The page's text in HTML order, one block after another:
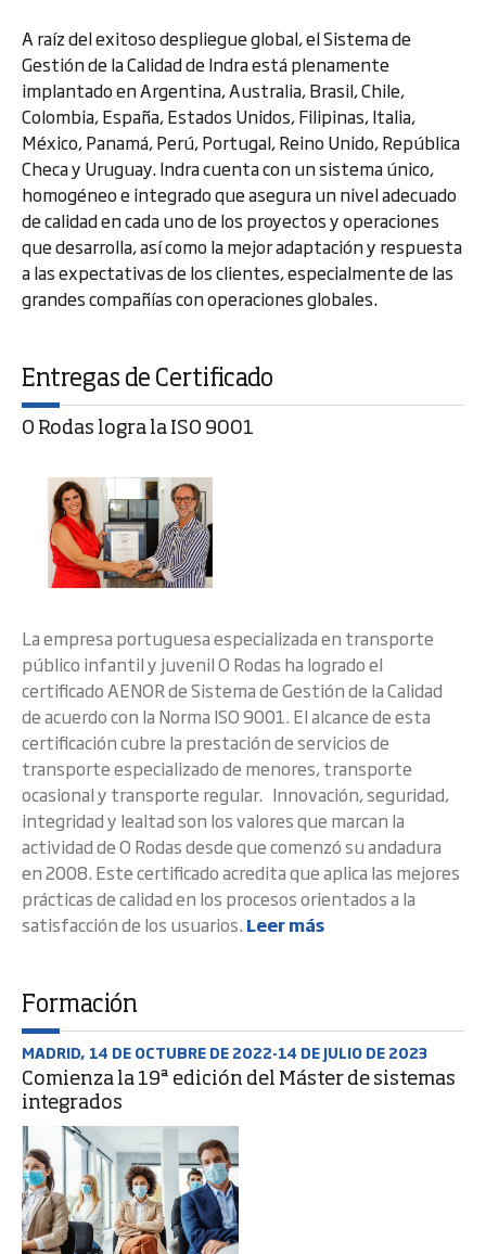
A raíz del exitoso despliegue global, el Sistema de
Gestión de la Calidad de Indra está plenamente
implantado en Argentina, Australia, Brasil, Chile,
Colombia, España, Estados Unidos, Filipinas, Italia,
México, Panamá, Perú, Portugal, Reino Unido, República
Checa y Uruguay. Indra cuenta con un sistema único,
homogéneo e integrado que asegura un nivel adecuado
de calidad en cada uno de los proyectos y operaciones
que desarrolla, así como la mejor adaptación y respuesta
a las expectativas de los clientes, especialmente de las
grandes compañías con operaciones globales.
Entregas de Certificado
O Rodas logra la ISO 9001
La empresa portuguesa especializada en transporte
público infantil y juvenil O Rodas ha logrado el
certificado AENOR de Sistema de Gestión de la Calidad
de acuerdo con la Norma ISO 9001. El alcance de esta
certificación cubre la prestación de servicios de
transporte especializado de menores, transporte
ocasional y transporte regular. Innovación, seguridad,
integridad y lealtad son los valores que marcan la
actividad de O Rodas desde que comenzó su andadura
en 2008. Este certificado acredita que aplica las mejores
prácticas de calidad en los procesos orientados a la
satisfacción de los usuarios. Leer más
Formación
MADRID, 14 DE OCTUBRE DE 2022-14 DE JULIO DE 2023
Comienza la 19ª edición del Máster de sistemas
integrados